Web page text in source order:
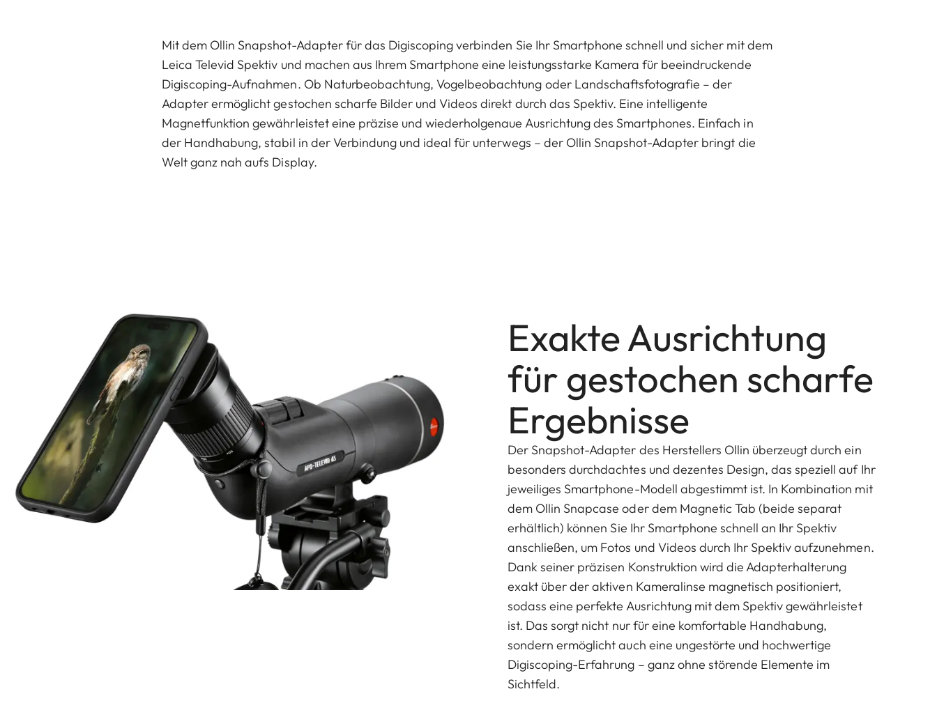
Mit dem Ollin Snapshot-Adapter für das Digiscoping verbinden Sie Ihr Smartphone schnell und sicher mit dem
Leica Televid Spektiv und machen aus Ihrem Smartphone eine leistungsstarke Kamera für beeindruckende
Digiscoping-Aufnahmen. Ob Naturbeobachtung, Vogelbeobachtung oder Landschaftsfotografie – der
Adapter ermöglicht gestochen scharfe Bilder und Videos direkt durch das Spektiv. Eine intelligente
Magnetfunktion gewährleistet eine präzise und wiederholgenaue Ausrichtung des Smartphones. Einfach in
der Handhabung, stabil in der Verbindung und ideal für unterwegs – der Ollin Snapshot-Adapter bringt die
Welt ganz nah aufs Display.
Exakte Ausrichtung
für gestochen scharfe
Ergebnisse
Der Snapshot-Adapter des Herstellers Ollin überzeugt durch ein
besonders durchdachtes und dezentes Design, das speziell auf Ihr
jeweiliges Smartphone-Modell abgestimmt ist. In Kombination mit
dem Ollin Snapcase oder dem Magnetic Tab (beide separat
erhältlich) können Sie Ihr Smartphone schnell an Ihr Spektiv
anschließen, um Fotos und Videos durch Ihr Spektiv aufzunehmen.
Dank seiner präzisen Konstruktion wird die Adapterhalterung
exakt über der aktiven Kameralinse magnetisch positioniert,
sodass eine perfekte Ausrichtung mit dem Spektiv gewährleistet
ist. Das sorgt nicht nur für eine komfortable Handhabung,
sondern ermöglicht auch eine ungestörte und hochwertige
Digiscoping-Erfahrung – ganz ohne störende Elemente im
Sichtfeld.